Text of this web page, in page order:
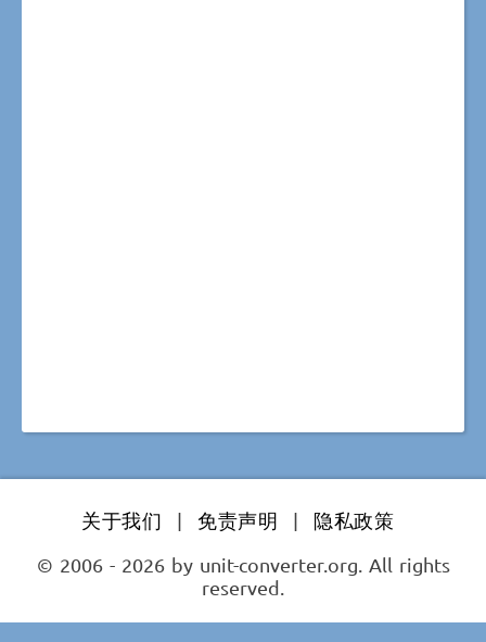
关于我们 | 免责声明 |
隐私政策
© 2006 - 2026 by unit-converter.org. All rights
reserved.